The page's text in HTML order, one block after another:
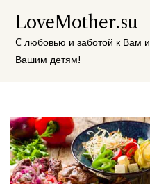
содержимому
LoveMother.su
C любовью и заботой к Вам и
Вашим детям!